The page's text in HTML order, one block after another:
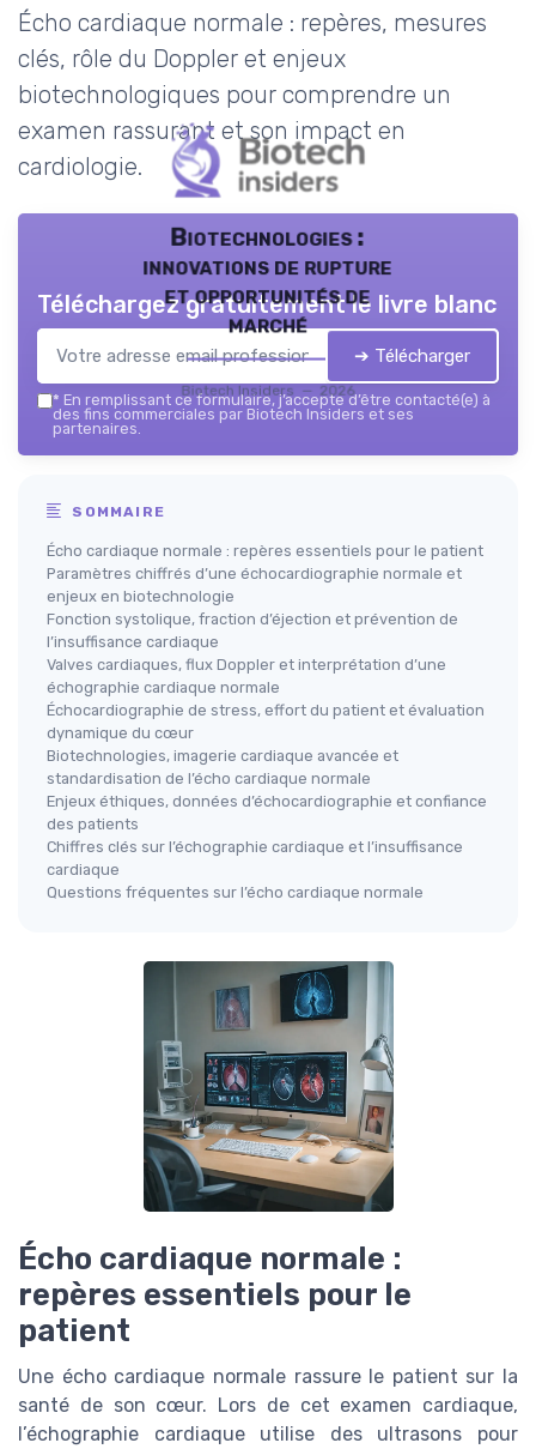
Écho cardiaque normale : repères, mesures
clés, rôle du Doppler et enjeux
biotechnologiques pour comprendre un
examen rassurant et son impact en
cardiologie.
Biotechnologies :
innovations de rupture
et opportunités de
marché
Biotech Insiders — 2026
Téléchargez gratuitement le livre blanc
➔ Télécharger
* En remplissant ce formulaire, j’accepte d’être contacté(e) à
des fins commerciales par Biotech Insiders et ses
partenaires.
SOMMAIRE
Écho cardiaque normale : repères essentiels pour le patient
Paramètres chiffrés d’une échocardiographie normale et
enjeux en biotechnologie
Fonction systolique, fraction d’éjection et prévention de
l’insuffisance cardiaque
Valves cardiaques, flux Doppler et interprétation d’une
échographie cardiaque normale
Échocardiographie de stress, effort du patient et évaluation
dynamique du cœur
Biotechnologies, imagerie cardiaque avancée et
standardisation de l’écho cardiaque normale
Enjeux éthiques, données d’échocardiographie et confiance
des patients
Chiffres clés sur l’échographie cardiaque et l’insuffisance
cardiaque
Questions fréquentes sur l’écho cardiaque normale
Écho cardiaque normale :
repères essentiels pour le
patient
Une écho cardiaque normale rassure le patient sur la
santé de son cœur. Lors de cet examen cardiaque,
l’échographie cardiaque utilise des ultrasons pour